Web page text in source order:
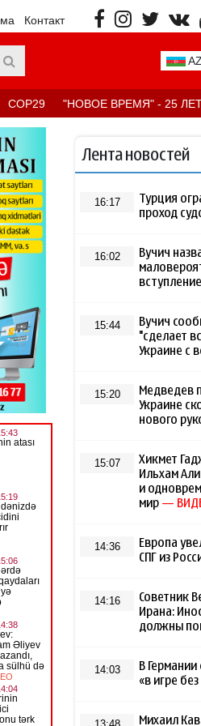
Контакт
COP29 "НОВОЕ ВРЕМЯ" - 25
Лента новостей
16:17
Турция
проход
16:02
Вучич
15:44
Вучич
"сделает
Украине с
15:20
Медведев
Украине
нового
15:07
Хикмет
Ильхам
и
мир —
14:36
Европа
СПГ из
14:16
Советник
Ирана:
должны
14:03
В
«в игре
Михаил